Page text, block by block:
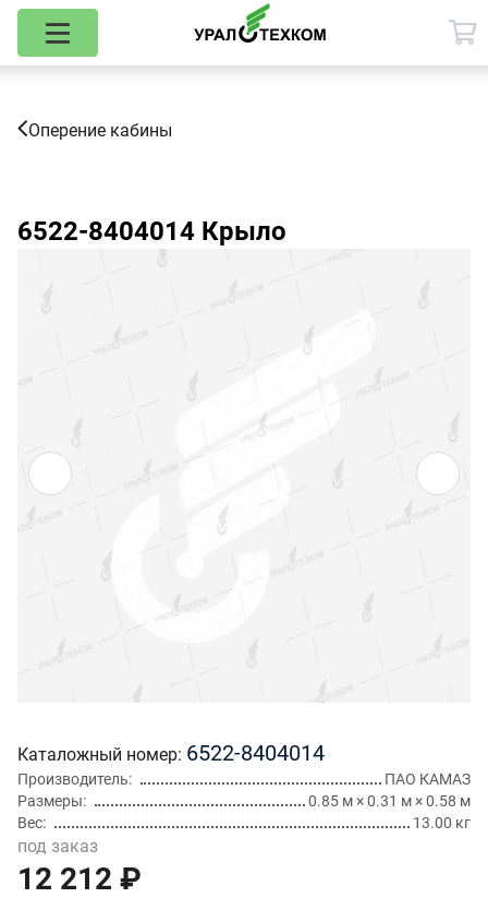
Оперение кабины
6522-8404014 Крыло
Каталожный номер 6522-8404014
Производитель
ПАО КАМАЗ
Размеры
0.85 м × 0.31 м × 0.58 м
Вес
13.00 кг
под заказ
12 212 ₽